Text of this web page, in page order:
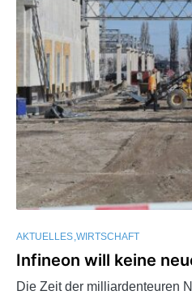
AKTUELLES WIRTSCHAFT
Infineon will keine
Die Zeit der milliardenteuren